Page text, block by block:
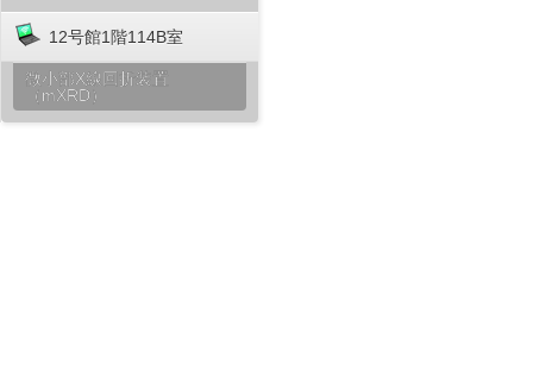
12号館1階114B室
微小部X線回折装置
（mXRD）